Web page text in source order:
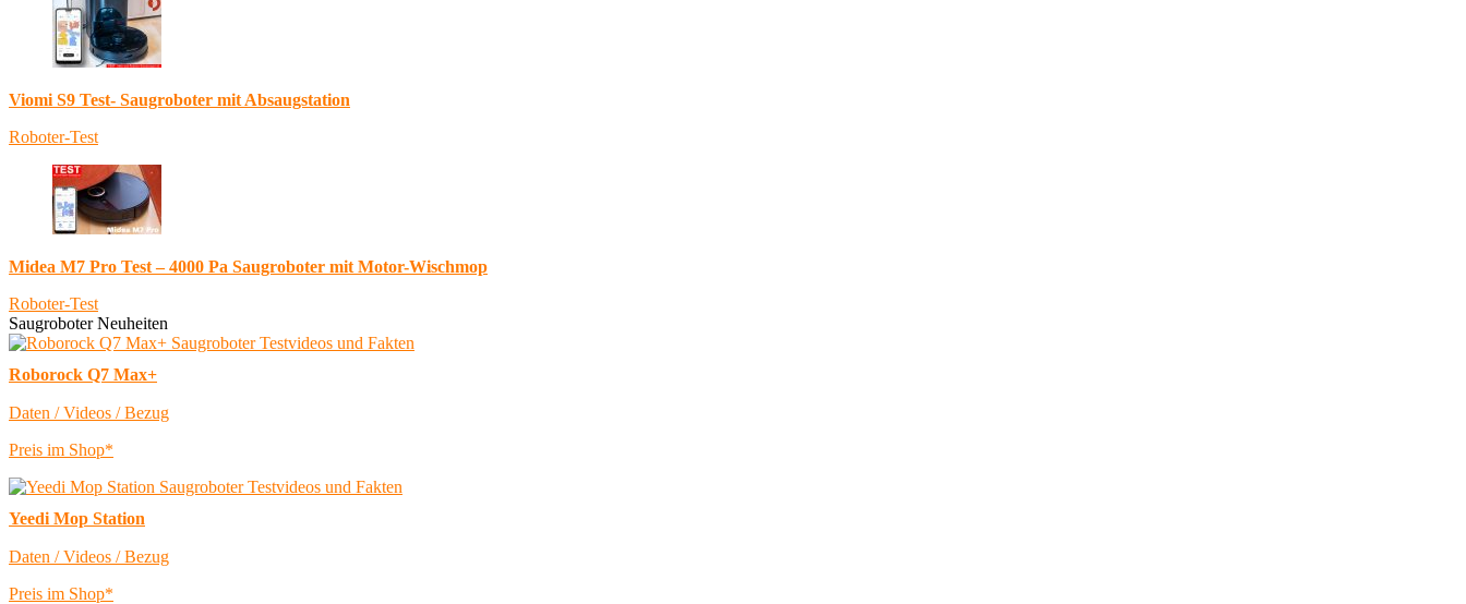
Viomi S9 Test- Saugroboter mit Absaugstation
Roboter-Test
Midea M7 Pro Test – 4000 Pa Saugroboter mit Motor-Wischmop
Roboter-Test
Saugroboter Neuheiten
Roborock Q7 Max+
Daten / Videos / Bezug
Preis im Shop*
Yeedi Mop Station
Daten / Videos / Bezug
Preis im Shop*